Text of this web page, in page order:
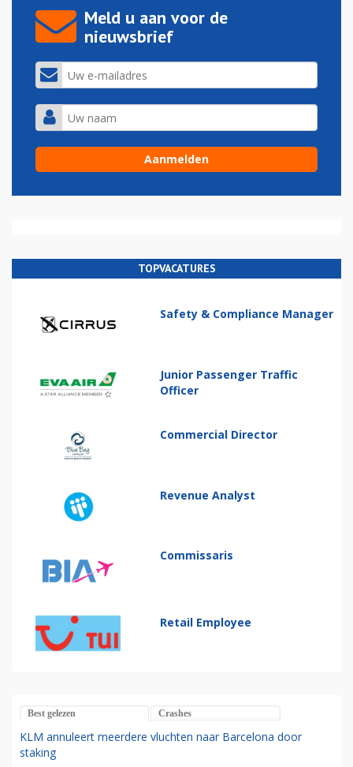
Meld u aan voor de
nieuwsbrief
TOPVACATURES
Safety & Compliance Manager
Junior Passenger Traffic
Officer
Commercial Director
Revenue Analyst
Commissaris
Retail Employee
Best gelezen Crashes
KLM annuleert meerdere vluchten naar Barcelona door
staking